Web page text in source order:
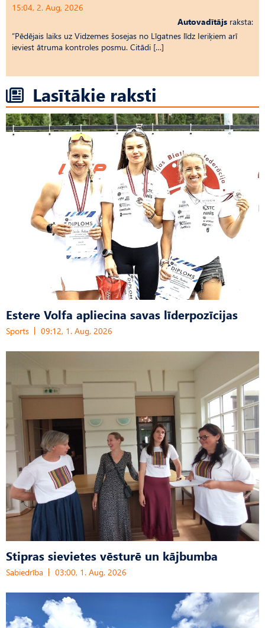
15:04, 2. Aug, 2026
Autovadītājs raksta:
“Pēdējais laiks uz Vid­ze­mes šosejas no Līgatnes līdz Ieriķiem arī
ieviest ātruma kontroles posmu. Citādi […]
Lasītākie raksti
Estere Volfa apliecina savas līderpozīcijas
Sports 09:12, 1. Aug, 2026
Stipras sievietes vēsturē un kājbumba
Sabiedrība 03:00, 1. Aug, 2026